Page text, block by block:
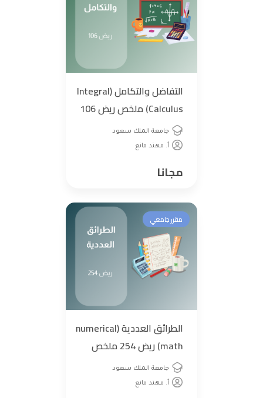
التفاضل والتكامل (Integral
Calculus) ملخص ريض 106
جامعة الملك سعود
أ. مهند مانع
مجانا
مقرر جامعي
الطرائق العددية (numerical
math) ريض 254 ملخص
جامعة الملك سعود
أ. مهند مانع